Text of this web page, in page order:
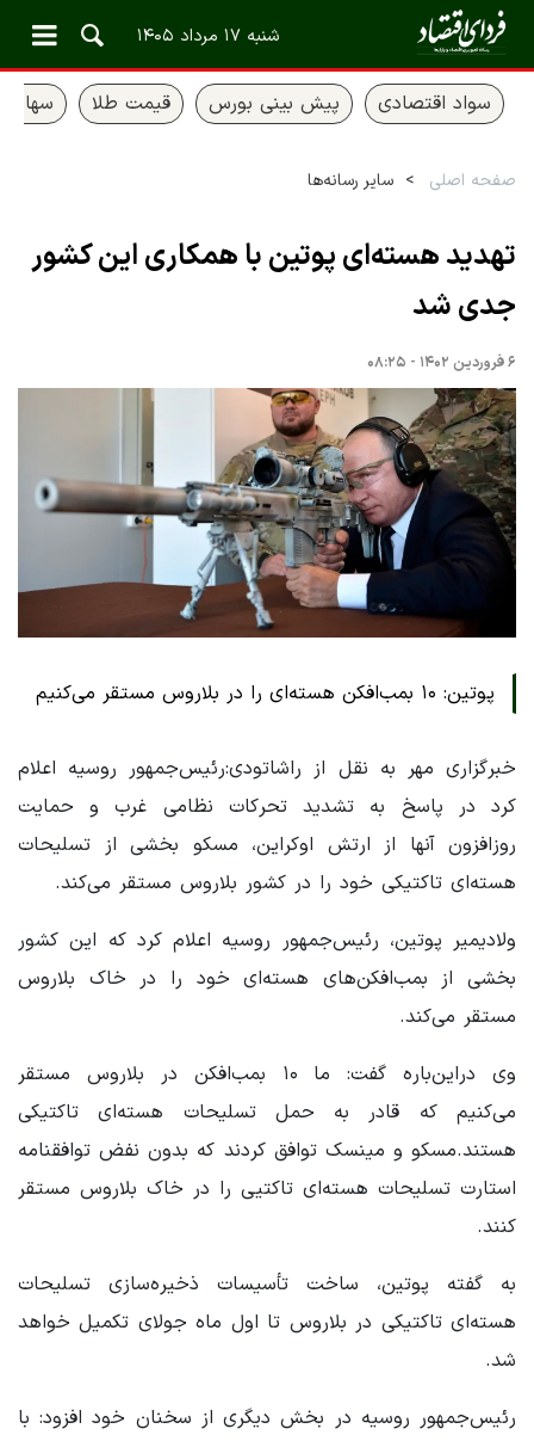
شنبه ۱۷ مرداد ۱۴۰۵
سواد اقتصادی پیش بینی بورس قیمت طلا سهام
صفحه اصلی سایر رسانه‌ها
تهدید هسته‌ای پوتین با همکاری این کشور
جدی شد
۶ فروردین ۱۴۰۲ - ۰۸:۲۵
پوتین: ۱۰ بمب‌افکن هسته‌ای را در بلاروس مستقر می‌کنیم
خبرگزاری مهر به نقل از راشاتودی:رئیس‌جمهور روسیه اعلام
کرد در پاسخ به تشدید تحرکات نظامی غرب و حمایت
روزافزون آنها از ارتش اوکراین، مسکو بخشی از تسلیحات
هسته‌ای تاکتیکی خود را در کشور بلاروس مستقر می‌کند.
ولادیمیر پوتین، رئیس‌جمهور روسیه اعلام کرد که این کشور
بخشی از بمب‌افکن‌های هسته‌ای خود را در خاک بلاروس
مستقر می‌کند.
وی دراین‌باره گفت: ما ۱۰ بمب‌افکن در بلاروس مستقر
می‌کنیم که قادر به حمل تسلیحات هسته‌ای تاکتیکی
هستند.مسکو و مینسک توافق کردند که بدون نفض توافقنامه
استارت تسلیحات هسته‌ای تاکتیی را در خاک بلاروس مستقر
کنند.
به گفته پوتین، ساخت تأسیسات ذخیره‌سازی تسلیحات
هسته‌ای تاکتیکی در بلاروس تا اول ماه جولای تکمیل خواهد
شد.
رئیس‌جمهور روسیه در بخش دیگری از سخنان خود افزود: با